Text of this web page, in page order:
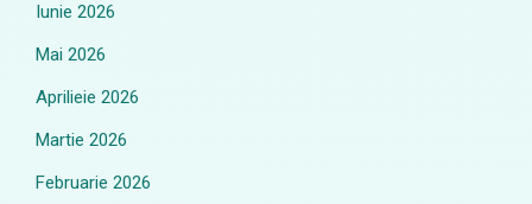
Iunie 2026
Mai 2026
Aprilieie 2026
Martie 2026
Februarie 2026